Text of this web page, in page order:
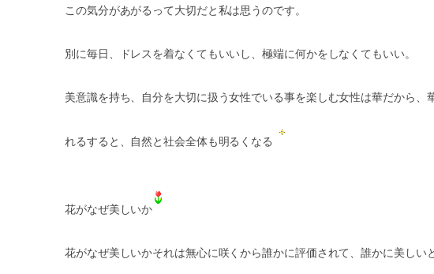
この気分があがるって大切だと私は思うのです。
別に毎日、ドレスを着なくてもいいし、極端に何かをしなくてもいい。
美意識を持ち、自分を大切に扱う女性でいる事を楽しむ女性は華だから
れるすると、自然と社会全体も明るくなる
花がなぜ美しいか
花がなぜ美しいかそれは無心に咲くから誰かに評価されて、誰かに美し